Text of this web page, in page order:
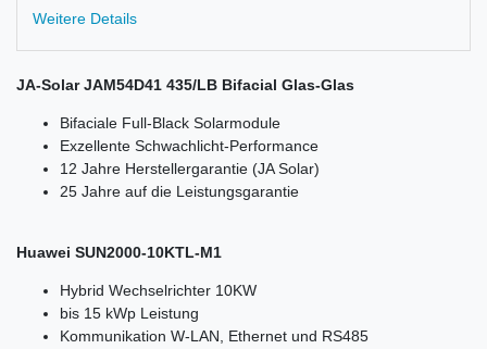
Weitere Details
JA-Solar JAM54D41 435/LB Bifacial Glas-Glas
Bifaciale Full-Black Solarmodule
Exzellente Schwachlicht-Performance
12 Jahre Herstellergarantie (JA Solar)
25 Jahre auf die Leistungsgarantie
Huawei SUN2000-10KTL-M1
Hybrid Wechselrichter 10KW
bis 15 kWp Leistung
Kommunikation W-LAN, Ethernet und RS485